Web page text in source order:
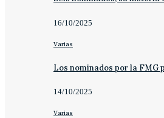
16/10/2025
Varias
Los nominados por la FMG
14/10/2025
Varias